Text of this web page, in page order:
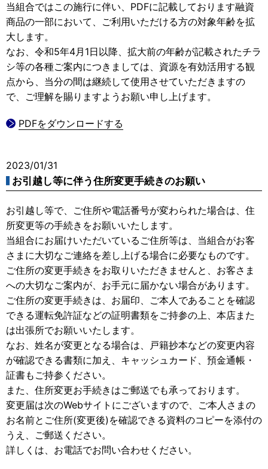
当組合ではこの施行に伴い、PDFに記載しております融資
商品の一部において、ご利用いただける方の対象年齢を拡
大します。
なお、令和5年4月1日以降、拡大前の年齢が記載されたチラ
シ等の各種ご案内につきましては、資源を有効活用する観
点から、当分の間は継続して使用させていただきますの
で、ご理解を賜りますようお願い申し上げます。
PDFをダウンロードする
2023/01/31
お引越し等に伴う住所変更手続きのお願い
お引越し等で、ご住所や電話番号が変わられた場合は、住
所変更等の手続きをお願いいたします。
当組合にお届けいただいているご住所等は、当組合がお客
さまに大切なご連絡を差し上げる場合に必要なものです。
ご住所の変更手続きをお取りいただきませんと、お客さま
への大切なご案内が、お手元に届かない場合があります。
ご住所の変更手続きは、お届印、ご本人であることを確認
できる運転免許証などの証明書類をご持参の上、本店また
は出張所でお願いいたします。
なお、姓名が変更となる場合は、戸籍抄本などの変更内容
が確認できる書類に加え、キャッシュカード、預金通帳・
証書もご持参ください。
また、住所変更お手続きはご郵送でも承っております。
変更届は次のWebサイトにございますので、ご本人さまの
お名前とご住所(変更後)を確認できる資料のコピーを添付の
うえ、ご郵送ください。
詳しくは、お電話でお問い合わせください。